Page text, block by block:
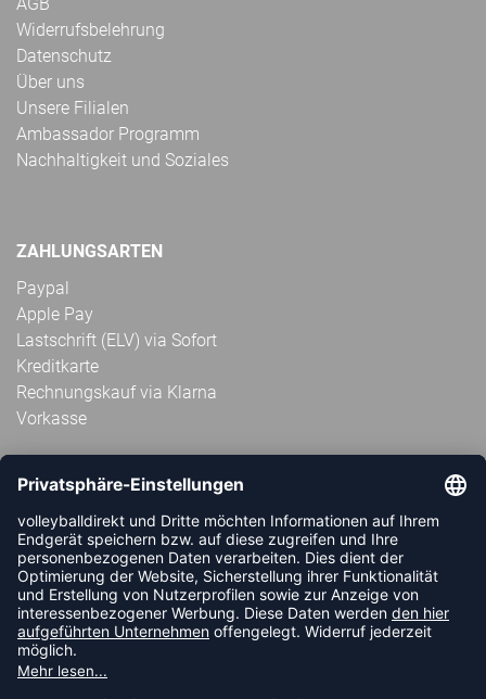
AGB
Widerrufsbelehrung
Datenschutz
Über uns
Unsere Filialen
Ambassador Programm
Nachhaltigkeit und Soziales
ZAHLUNGSARTEN
Paypal
Apple Pay
Lastschrift (ELV) via Sofort
Kreditkarte
Rechnungskauf via Klarna
Vorkasse
ABONNIERE JETZT DEN KOSTENLOSEN
VOLLEYBALLDIREKT-NEWSLETTER UND VERPASSE KEINE
NEUIGKEIT ODER AKTION MEHR.
JETZT ANMELDEN